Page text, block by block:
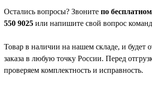
Остались вопросы? Звоните по
550 9025 или напишите свой вопрос
Товар в наличии на нашем складе, и будет
заказа в любую точку России. Перед
проверяем комплектность и исправность.